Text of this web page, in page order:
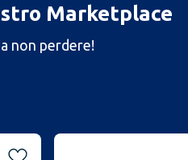
Marketplace
non perdere!